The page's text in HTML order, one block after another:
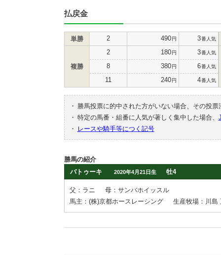
払戻金
単勝 2 490円 3番人気
複勝
2 180円 3番人気
8 380円 6番人気
11 240円 4番人気
・
勝馬投票に的中された方がいない場合、その投
・ 特定の馬番・組番に人気が著しく集中した場合、
・
レースや騎手等につく記号
勝馬の紹介
バトゥーキ
2020年4月21日生 牡4
父：ラニ
母：サンバホイッスル
馬主：(株)京都ホースレーシング
生産牧場：川島